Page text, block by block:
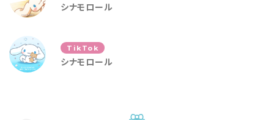
シナモロール
TikTok
シナモロール